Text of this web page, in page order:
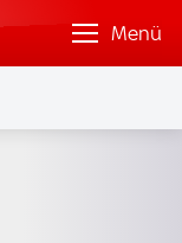
Menü